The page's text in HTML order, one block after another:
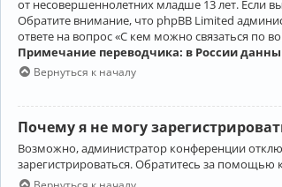
от несовершеннолетних младше 13 лет. Если
Обратите внимание, что phpBB Limited
ответе на вопрос «С кем можно связаться по
Примечание переводчика: в России
Вернуться к началу
Почему я не могу
Возможно, администратор конференции
зарегистрироваться. Обратитесь за помощью